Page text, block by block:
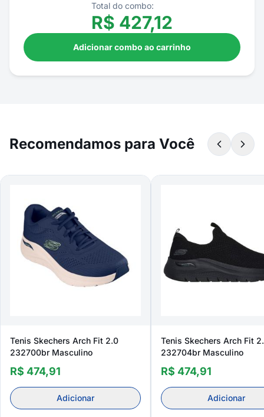
Total do combo:
R$ 427,12
Adicionar combo ao carrinho
Recomendamos para Você
Tenis Skechers Arch Fit 2.0
232700br Masculino
R$ 474,91
Adicionar
Tenis Skechers Arch Fit
232704br Masculino
R$ 474,91
Adicionar